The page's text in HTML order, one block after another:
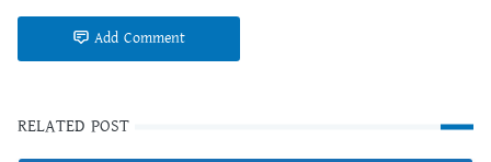
Add Comment
RELATED POST